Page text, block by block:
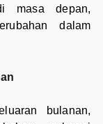
masa depan,
dalam
bulanan,